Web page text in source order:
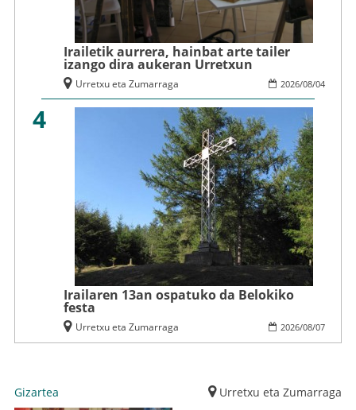
Irailetik aurrera, hainbat arte tailer
izango dira aukeran Urretxun
2026/08/04
Urretxu eta Zumarraga
4
Irailaren 13an ospatuko da Belokiko
festa
2026/08/07
Urretxu eta Zumarraga
Gizartea Urretxu eta Zumarraga